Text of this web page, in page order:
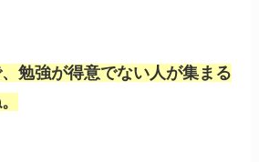
勉強が得意でない人が集まる